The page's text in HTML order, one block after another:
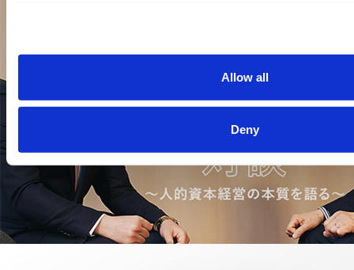
Allow all
Deny